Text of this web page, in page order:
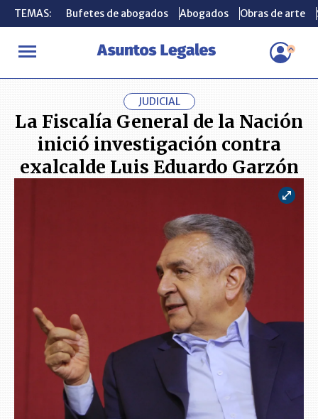
TEMAS: Bufetes de abogados Abogados Obras de arte
INICIO ACTUALIDAD La Fiscalía General de la Nación inició
TEMAS: Bufetes de abogados Abogados Obras de arte
JUDICIAL
La Fiscalía General de la Nación
inició investigación contra
exalcalde Luis Eduardo Garzón